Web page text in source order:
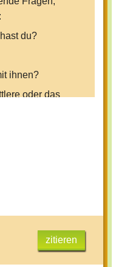
du?
ihnen?
oder das
zitieren